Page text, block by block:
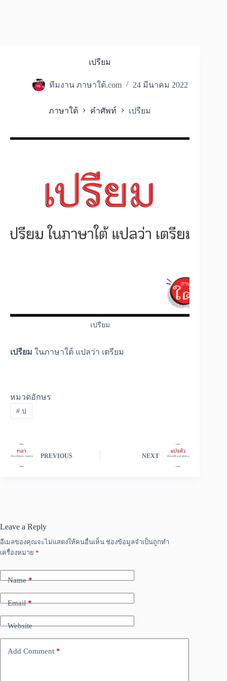
เปรียม
ทีมงาน ภาษาใต้.com 24 มีนาคม 2022
ภาษาใต้ คำศัพท์ เปรียม
เปรียม
เปรียม ในภาษาใต้ แปลว่า เตรียม
หมวดอักษร
#ป
PREVIOUS NEXT
Leave a Reply
อีเมลของคุณจะไม่แสดงให้คนอื่นเห็น ช่องข้อมูลจำเป็นถูกทำ
เครื่องหมาย *
Name*
Email*
Website
Add Comment *